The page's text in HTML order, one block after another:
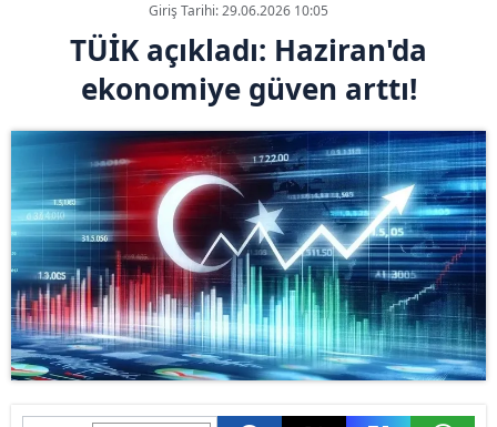
Giriş Tarihi: 29.06.2026 10:05
TÜİK açıkladı: Haziran'da
ekonomiye güven arttı!